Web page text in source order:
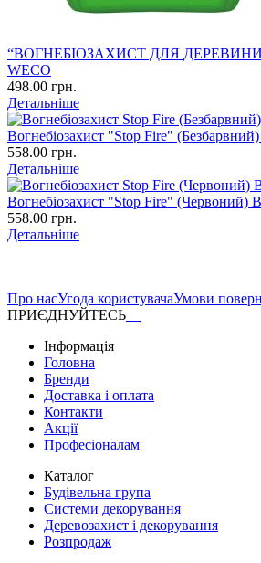
“ВОГНЕБІОЗАХИСТ ДЛЯ
WECO
498.00 грн.
Детальніше
Вогнебіозахист "Stop Fire"
558.00 грн.
Детальніше
Вогнебіозахист "Stop Fire" (Червоний)
558.00 грн.
Детальніше
Про насУгода користувачаУмови
ПРИЄДНУЙТЕСЬ
Інформація
Головна
Бренди
Доставка і оплата
Контакти
Акції
Професіоналам
Каталог
Будівельна група
Системи декорування
Деревозахист і декорування
Розпродаж